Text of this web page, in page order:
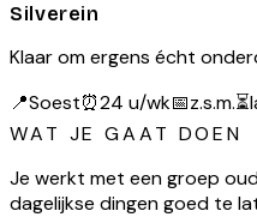
Silverein
Klaar om ergens écht
📍Soest⏰24 u/wk📅z.s.m.⏳
WAT JE GAAT DOEN
Je werkt met een groep
dagelijkse dingen goed te